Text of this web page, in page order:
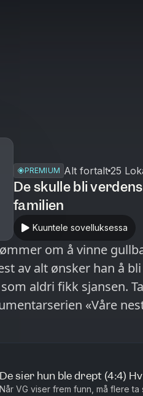
PREMIUM Alt fortalt 25
De skulle bli
familien
Kuuntele sovelluksessa
om å vinne
av alt ønsker han å
Takk til TV 2 for tillatelse til bruk av
«Våre
De sier hun ble drept (4:4)
Når VG viser frem funn, må flere ta stilling